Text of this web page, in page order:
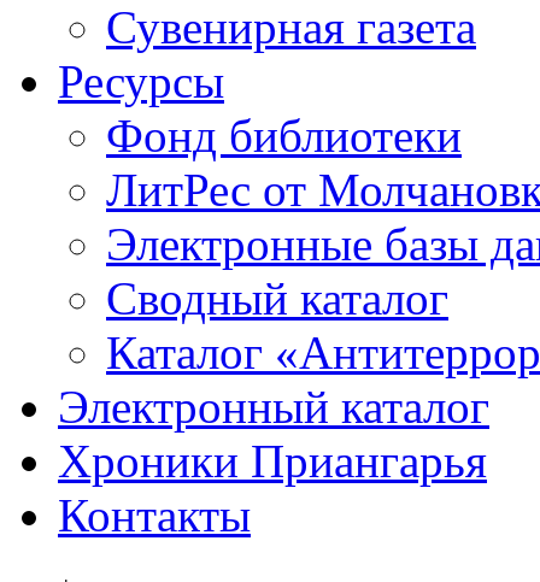
Сувенирная газета
Ресурсы
Фонд библиотеки
ЛитРес от
Электронные базы
Сводный каталог
Каталог
Электронный каталог
Хроники Приангарья
Контакты